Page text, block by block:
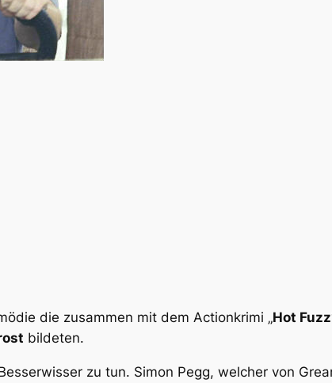
die zusammen mit dem Actionkrimi „Hot Fuzz
bildeten.
zu tun. Simon Pegg, welcher von